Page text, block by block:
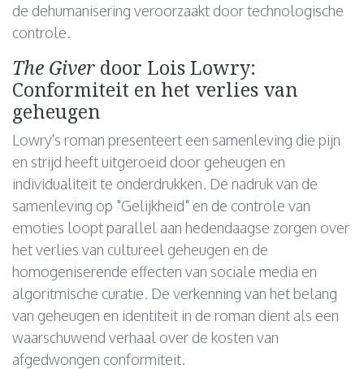
de dehumanisering veroorzaakt door technologische
controle.
The Giver door Lois Lowry:
Conformiteit en het verlies van
geheugen
Lowry's roman presenteert een samenleving die pijn
en strijd heeft uitgeroeid door geheugen en
individualiteit te onderdrukken. De nadruk van de
samenleving op "Gelijkheid" en de controle van
emoties loopt parallel aan hedendaagse zorgen over
het verlies van cultureel geheugen en de
homogeniserende effecten van sociale media en
algoritmische curatie. De verkenning van het belang
van geheugen en identiteit in de roman dient als een
waarschuwend verhaal over de kosten van
afgedwongen conformiteit.